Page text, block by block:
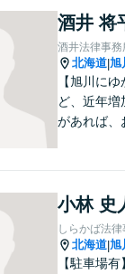
酒井 将
酒井法律事務
北海道|旭
【旭川に
ど、近年
があれば、
小林 史
しらかば法
北海道|旭
【駐車場